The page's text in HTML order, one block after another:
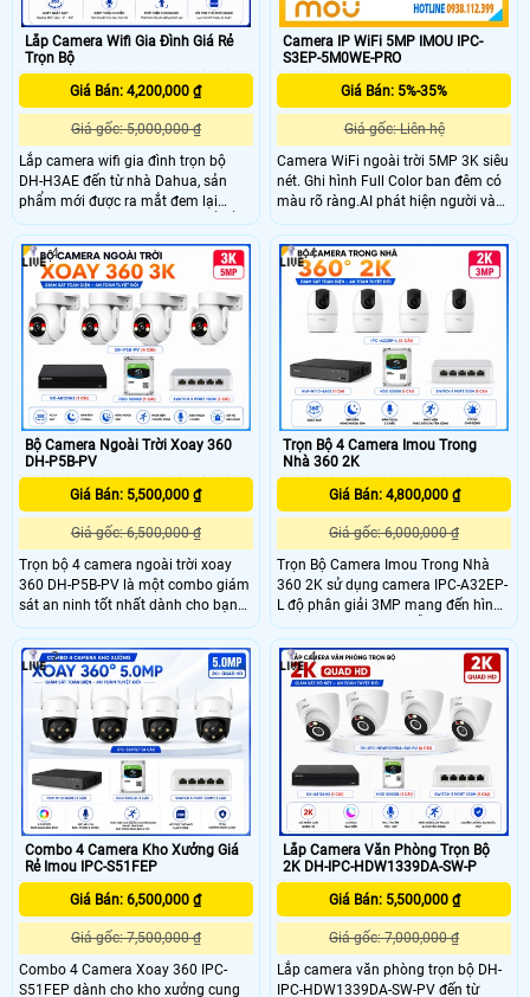
Lắp Camera Wifi Gia Đình Giá Rẻ
Trọn Bộ
Giá Bán: 4,200,000 ₫
Giá gốc: 5,000,000 ₫
Lắp camera wifi gia đình trọn bộ
DH-H3AE đến từ nhà Dahua, sản
phẩm mới được ra mắt đem lại
nhiều tính năng hiện đại có thể kể
đến đó là khả năng điều khiển quay
xoay 360 độ, tích hợp mic và loa,
phát hiện chuyển động có còi hú và
hỗ trợ ghi hình ảnh 2K siêu nét cho
phép giám sát hình ảnh từ xa qua
điện thoại, máy tính.
Camera IP WiFi 5MP IMOU IPC-
S3EP-5M0WE-PRO
Giá Bán: 5%-35%
Giá gốc: Liên hệ
Camera WiFi ngoài trời 5MP 3K siêu
nét. Ghi hình Full Color ban đêm có
màu rõ ràng.AI phát hiện người và
phương tiện chính xác.
Bộ Camera Ngoài Trời Xoay 360
DH-P5B-PV
Giá Bán: 5,500,000 ₫
Giá gốc: 6,500,000 ₫
Trọn bộ 4 camera ngoài trời xoay
360 DH-P5B-PV là một combo giám
sát an ninh tốt nhất dành cho bạn
với độ phân giải hình ảnh độ nét
cao 3K, khả năng quay quét 360 độ
toàn ảnh giúp quan sát mọi góc
chết linh hoạt.
4
Trọn Bộ 4 Camera Imou Trong
Nhà 360 2K
Giá Bán: 4,800,000 ₫
Giá gốc: 6,000,000 ₫
Trọn Bộ Camera Imou Trong Nhà
360 2K sử dụng camera IPC-A32EP-
L độ phân giải 3MP mang đến hình
ảnh giám sát rõ nét, hỗ trợ quay
quét 355°, hồng ngoại thông minh
10m và đàm thoại hai chiều. Ngoài
ra, Camera tích hợp AI phát hiện
người, thú cưng, âm thanh bất
thường, Smart Tracking hỗ trợ bảo
vệ an ninh an toàn hơn.
4
Combo 4 Camera Kho Xưởng Giá
Rẻ Imou IPC-S51FEP
Giá Bán: 6,500,000 ₫
Giá gốc: 7,500,000 ₫
Combo 4 Camera Xoay 360 IPC-
S51FEP dành cho kho xưởng cung
2
Lắp Camera Văn Phòng Trọn Bộ
2K DH-IPC-HDW1339DA-SW-P
Giá Bán: 5,500,000 ₫
Giá gốc: 7,000,000 ₫
Lắp camera văn phòng trọn bộ DH-
IPC-HDW1339DA-SW-PV đến từ
4